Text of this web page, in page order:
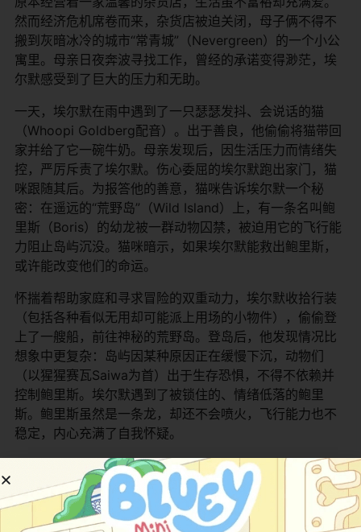
然而经济危机席卷而来，杂货店被迫关闭，母子俩不得不
搬到灰暗冰冷的城市“常青城”（Nevergreen）的一个小公
寓里。母亲日夜奔波寻找工作，曾经的承诺变得渺茫，埃
尔默感受到了巨大的压力和无助。
一天，埃尔默在雨中遇到了一只瑟瑟发抖、会说话的猫
（Whoopi Goldberg配音）。出于善良，他偷偷将猫带回
家并给了它一碗牛奶。母亲发现后，因生活压力而情绪失
控，严厉斥责了埃尔默。伤心委屈的埃尔默跑出家门，猫
咪跟随其后。为报答他的善意，猫咪告诉埃尔默一个秘
密：在遥远的“荒野岛”（Wild Island）上，有一条名叫鲍
里斯（Boris）的幼龙被一群动物囚禁，被迫用它的飞行能
力阻止岛屿沉没。猫咪暗示，如果埃尔默能救出鲍里斯，
或许能改变他们的命运。
怀揣着帮助家庭和寻求冒险的双重动力，埃尔默收拾行装
（包括各种看似无用却可能派上用场的小物件），偷偷登
上了一艘船，前往神秘的荒野岛。登岛后，他发现情况比
想象中更复杂：岛屿因某种原因正在缓慢下沉，动物们
（以猩猩赛瓦Saiwa为首）出于生存恐惧，不得不依赖并
控制鲍里斯。埃尔默遇到了被锁住的、情绪低落的鲍里
斯。鲍里斯虽然是一条龙，却还不会喷火，飞行能力也不
稳定，内心充满了自我怀疑。
埃尔默没有选择简单的对抗，而是利用他的智慧、善良和
包里的那些“小玩意儿”，巧妙地与动物们周旋，逐步解开了
囚禁鲍里斯的枷锁。在这个过程中，两个孤独的个体建立
了深厚的友谊。埃尔默帮助鲍里斯重拾信心，学习飞翔，